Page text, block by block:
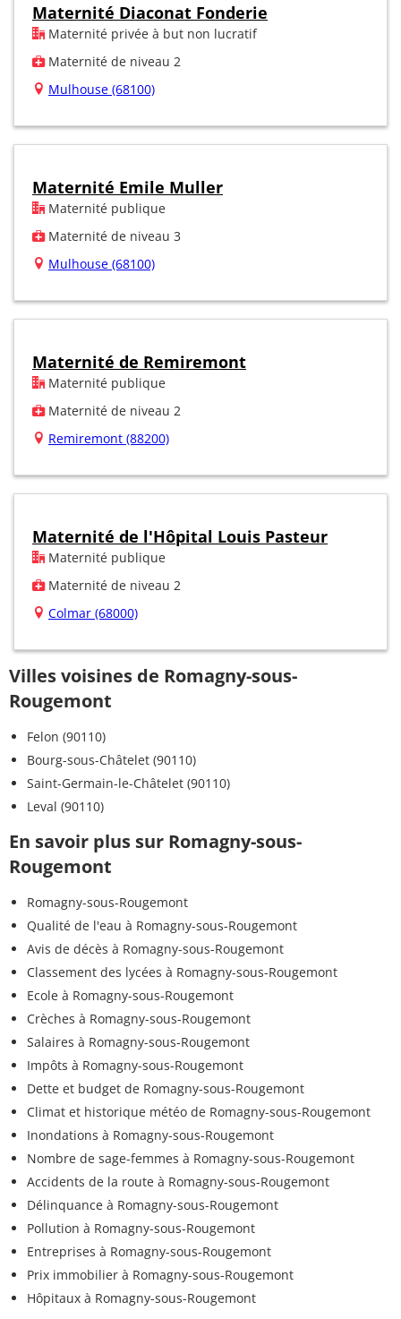
Maternité Diaconat Fonderie
Maternité privée à but non lucratif
Maternité de niveau 2
Mulhouse (68100)
Maternité Emile Muller
Maternité publique
Maternité de niveau 3
Mulhouse (68100)
Maternité de Remiremont
Maternité publique
Maternité de niveau 2
Remiremont (88200)
Maternité de l'Hôpital Louis Pasteur
Maternité publique
Maternité de niveau 2
Colmar (68000)
Villes voisines de Romagny-sous-
Rougemont
Felon (90110)
Bourg-sous-Châtelet (90110)
Saint-Germain-le-Châtelet (90110)
Leval (90110)
En savoir plus sur Romagny-sous-
Rougemont
Romagny-sous-Rougemont
Qualité de l'eau à Romagny-sous-Rougemont
Avis de décès à Romagny-sous-Rougemont
Classement des lycées à Romagny-sous-Rougemont
Ecole à Romagny-sous-Rougemont
Crèches à Romagny-sous-Rougemont
Salaires à Romagny-sous-Rougemont
Impôts à Romagny-sous-Rougemont
Dette et budget de Romagny-sous-Rougemont
Climat et historique météo de Romagny-sous-Rougemont
Inondations à Romagny-sous-Rougemont
Nombre de sage-femmes à Romagny-sous-Rougemont
Accidents de la route à Romagny-sous-Rougemont
Délinquance à Romagny-sous-Rougemont
Pollution à Romagny-sous-Rougemont
Entreprises à Romagny-sous-Rougemont
Prix immobilier à Romagny-sous-Rougemont
Hôpitaux à Romagny-sous-Rougemont